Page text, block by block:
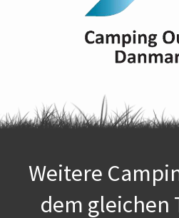
Weitere
dem gleichen